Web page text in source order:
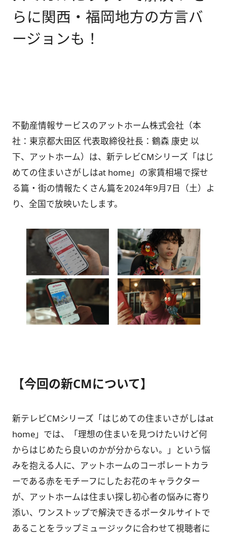
らに関西・福岡地方の方言バ
ージョンも！
不動産情報サービスのアットホーム株式会社（本
社：東京都大田区 代表取締役社長：鶴森 康史 以
下、アットホーム）は、新テレビCMシリーズ「はじ
めての住まいさがしはat home」の家賃相場で探せ
る篇・街の情報たくさん篇を2024年9月7日（土）よ
り、全国で放映いたします。
【今回の新CMについて】
新テレビCMシリーズ「はじめての住まいさがしはat
home」では、「理想の住まいを見つけたいけど何
からはじめたら良いのかが分からない。」という悩
みを抱える人に、アットホームのコーポレートカラ
ーである赤をモチーフにしたお花のキャラクター
が、アットホームは住まい探し初心者の悩みに寄り
添い、ワンストップで解決できるポータルサイトで
あることをラップミュージックに合わせて視聴者に